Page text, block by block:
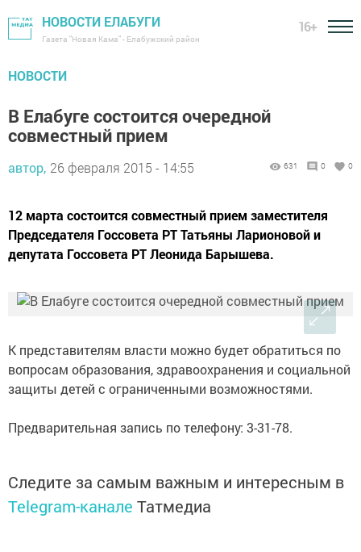
НОВОСТИ ЕЛАБУГИ
Газета "Новая Кама" - Елабужский район
16+
НОВОСТИ
В Елабуге состоится очередной
совместный прием
автор, 26 февраля 2015 - 14:55 631 0 0
12 марта состоится совместный прием заместителя
Председателя Госсовета РТ Татьяны Ларионовой и
депутата Госсовета РТ Леонида Барышева.
К представителям власти можно будет обратиться по
вопросам образования, здравоохранения и социальной
защиты детей с ограниченными возможностями.
Предварительная запись по телефону: 3-31-78.
Следите за самым важным и интересным в
Telegram-канале Татмедиа